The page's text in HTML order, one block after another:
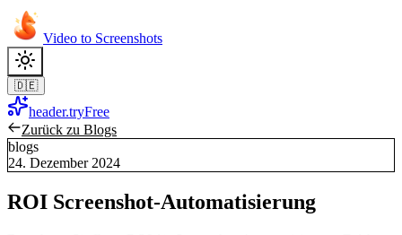
Video to Screenshots
🇩🇪
header.tryFree
Zurück zu Blogs
blogs
24. Dezember 2024
ROI Screenshot-Automatisierung